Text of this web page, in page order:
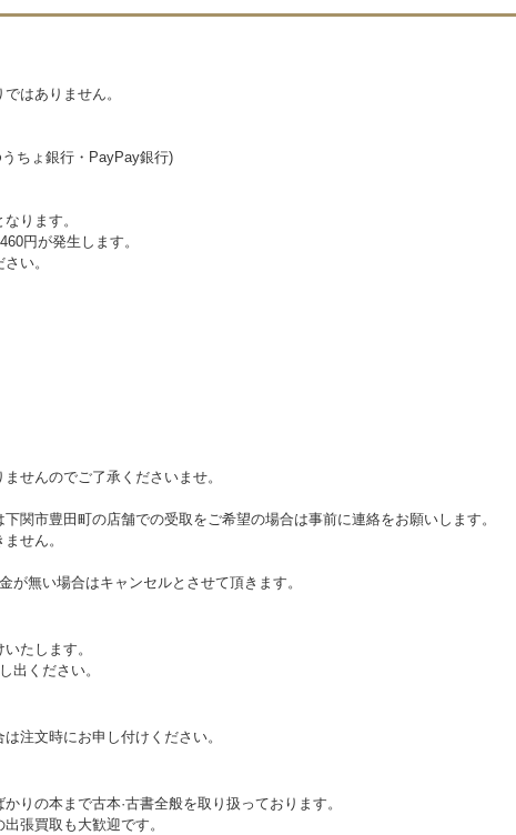
はありません。
ちょ銀行・PayPay銀行)
ります。
円が発生します。
い。
せんのでご了承くださいませ。
関市豊田町の店舗での受取をご希望の場合は事前に連絡をお願いします。
せん。
が無い場合はキャンセルとさせて頂きます。
たします。
出ください。
注文時にお申し付けください。
りの本まで古本·古書全般を取り扱っております。
張買取も大歓迎です。